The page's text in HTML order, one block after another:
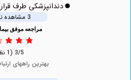
دندانپزشکی طرف قرار داد
مراجعه موفق بیماران 4044
بهترین راههای ارتباطی این